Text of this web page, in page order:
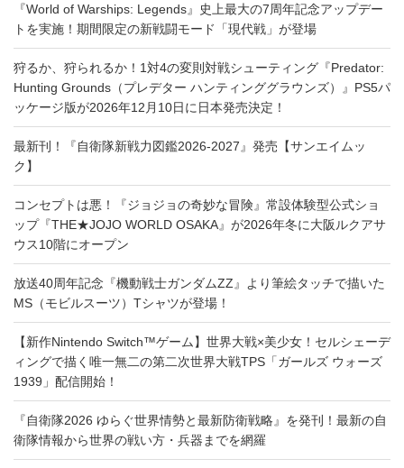
『World of Warships: Legends』史上最大の7周年記念アップデー
トを実施！期間限定の新戦闘モード「現代戦」が登場
狩るか、狩られるか！1対4の変則対戦シューティング『Predator:
Hunting Grounds（プレデター ハンティンググラウンズ）』PS5パ
ッケージ版が2026年12月10日に日本発売決定！
最新刊！『自衛隊新戦力図鑑2026-2027』発売【サンエイムッ
ク】
コンセプトは悪！『ジョジョの奇妙な冒険』常設体験型公式ショ
ップ『THE★JOJO WORLD OSAKA』が2026年冬に大阪ルクアサ
ウス10階にオープン
放送40周年記念『機動戦士ガンダムZZ』より筆絵タッチで描いた
MS（モビルスーツ）Tシャツが登場！
【新作Nintendo Switch™ゲーム】世界大戦×美少女！セルシェーデ
ィングで描く唯一無二の第二次世界大戦TPS「ガールズ ウォーズ
1939」配信開始！
『自衛隊2026 ゆらぐ世界情勢と最新防衛戦略』を発刊！最新の自
衛隊情報から世界の戦い方・兵器までを網羅